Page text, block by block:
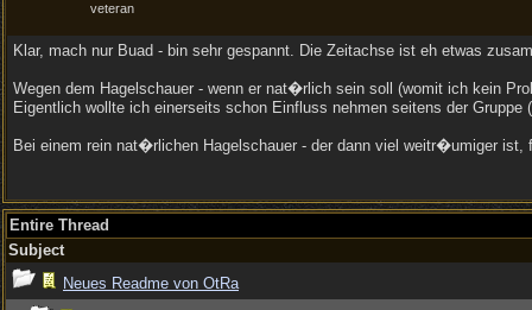
veteran
Klar, mach nur Buad - bin sehr gespannt. Die Zeitachse ist eh etwas
Wegen dem Hagelschauer - wenn er nat�rlich sein soll (womit ich kein
Eigentlich wollte ich einerseits schon Einfluss nehmen seitens der
Bei einem rein nat�rlichen Hagelschauer - der dann viel weitr�umiger
Entire Thread
Subject
Neues Readme von OtRa